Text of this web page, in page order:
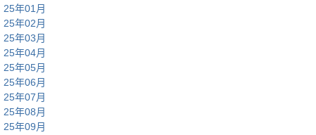
25年01月
25年02月
25年03月
25年04月
25年05月
25年06月
25年07月
25年08月
25年09月